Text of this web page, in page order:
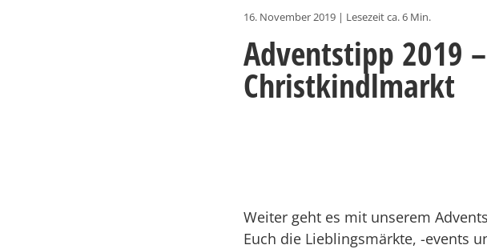
16. November 2019 | Lesezeit ca. 6 Min.
Adventstipp 2019
Christkindlmarkt
Weiter geht es mit unserem
Euch die Lieblingsmärkte, -events